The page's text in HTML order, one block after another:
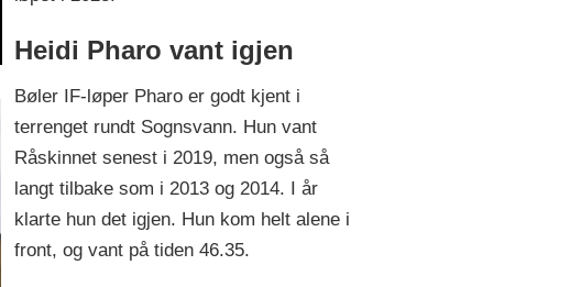
Heidi Pharo vant igjen
Bøler IF-løper Pharo er godt kjent i
terrenget rundt Sognsvann. Hun vant
Råskinnet senest i 2019, men også så
langt tilbake som i 2013 og 2014. I år
klarte hun det igjen. Hun kom helt alene i
front, og vant på tiden 46.35.